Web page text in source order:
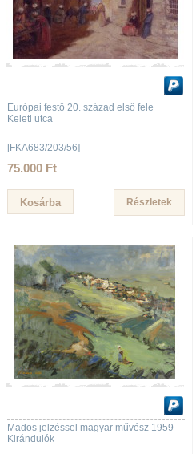
Európai festő 20. század első fele
Keleti utca
[FKA683/203/56]
75.000 Ft
Részletek
Mados jelzéssel magyar művész 1959
Kirándulók